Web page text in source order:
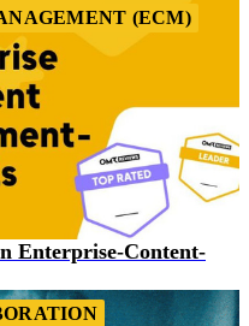
(ECM)
Enterprise-Content-